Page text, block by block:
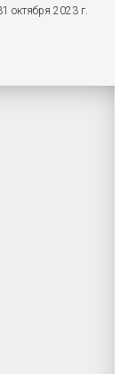
октября 2023 г.